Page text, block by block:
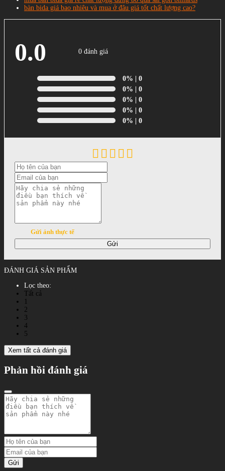
bàn bida giá bao nhiêu và mua ở đâu giá tốt chất lượng cao?
0.0 0 đánh giá
0% | 0
0% | 0
0% | 0
0% | 0
0% | 0
Gửi ảnh thực tế
Gửi
ĐÁNH GIÁ SẢN PHẨM
Lọc theo:
Tất cả
2
3
4
5
Xem tất cả đánh giá
Phản hồi đánh giá
Gửi